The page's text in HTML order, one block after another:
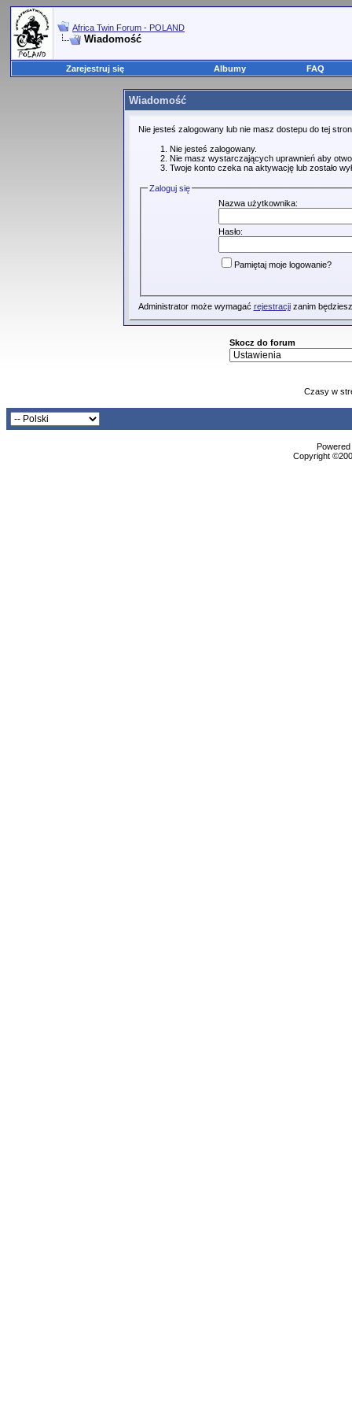
Africa Twin Forum - POLAND
Wiadomość
Zarejestruj się Albumy FAQ
Wiadomość
Nie jesteś zalogowany lub nie masz dostepu do tej
Nie jesteś zalogowany.
Nie masz wystarczających uprawnień aby
Twoje konto czeka na aktywację lub zostało
Zaloguj się
Nazwa użytkownika:
Hasło:
Pamiętaj moje logowanie?
Administrator może wymagać rejestracjizanim
Skocz do forum
Czasy w
Copyright